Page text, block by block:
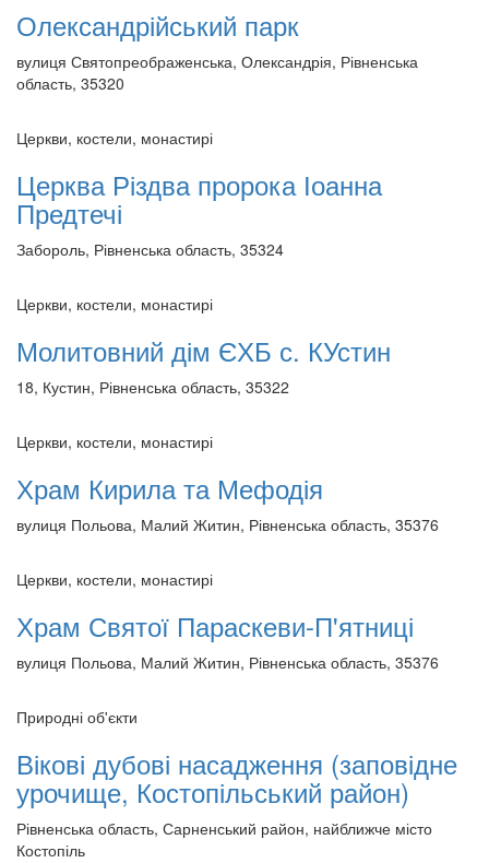
Олександрійський парк
вулиця Святопреображенська, Олександрія, Рівненська
область, 35320
Церкви, костели, монастирі
Церква Різдва пророка Іоанна
Предтечі
Забороль, Рівненська область, 35324
Церкви, костели, монастирі
Молитовний дім ЄХБ с. КУстин
18, Кустин, Рівненська область, 35322
Церкви, костели, монастирі
Храм Кирила та Мефодія
вулиця Польова, Малий Житин, Рівненська область, 35376
Церкви, костели, монастирі
Храм Святої Параскеви-П'ятниці
вулиця Польова, Малий Житин, Рівненська область, 35376
Природні об'єкти
Вікові дубові насадження (заповідне
урочище, Костопільський район)
Рівненська область, Сарненський район, найближче місто
Костопіль